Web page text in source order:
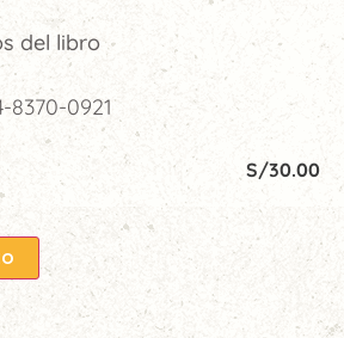
del libro
8370-0921
S/30.00